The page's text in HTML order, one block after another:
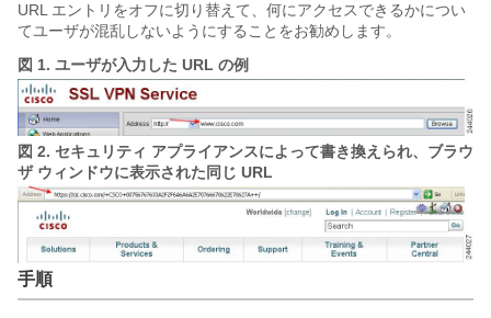
URL エントリをオフに切り替えて、何にアクセスできるかについ
てユーザが混乱しないようにすることをお勧めします。
図 1. ユーザが入力した URL の例
図 2. セキュリティ アプライアンスによって書き換えられ、ブラウ
ザ ウィンドウに表示された同じ URL
手順